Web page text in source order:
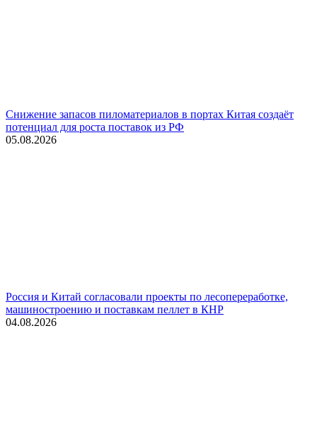
Снижение запасов пиломатериалов в портах Китая создаёт
потенциал для роста поставок из РФ
05.08.2026
Россия и Китай согласовали проекты по лесопереработке,
машиностроению и поставкам пеллет в КНР
04.08.2026